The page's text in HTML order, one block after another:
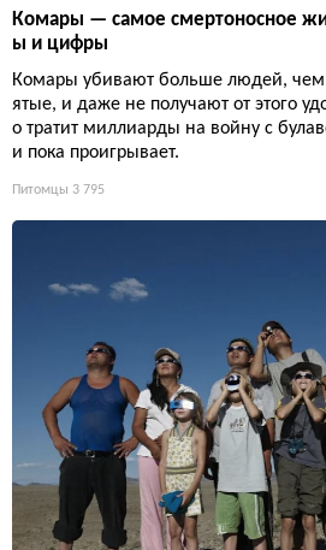
Комары — самое смертоносное
ы и цифры
Комары убивают больше людей, чем
ятые, и даже не получают от этого
о тратит миллиарды на войну с
и пока проигрывает.
Питомцы 3 795